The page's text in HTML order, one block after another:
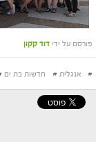
פורסם על ידי דוד קקון
# אנגלית # חדשות בת ים